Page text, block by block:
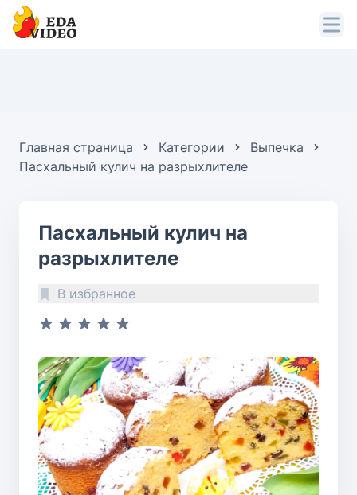
Главная страница Категории
Выпечка
Пасхальный кулич на разрыхлителе
Пасхальный кулич на
разрыхлителе
В избранное